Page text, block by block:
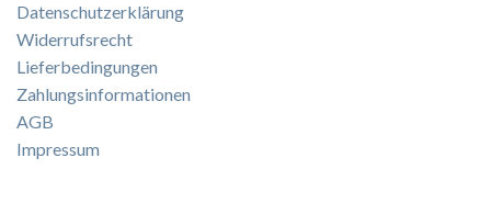
Datenschutzerklärung
Widerrufsrecht
Lieferbedingungen
Zahlungsinformationen
AGB
Impressum